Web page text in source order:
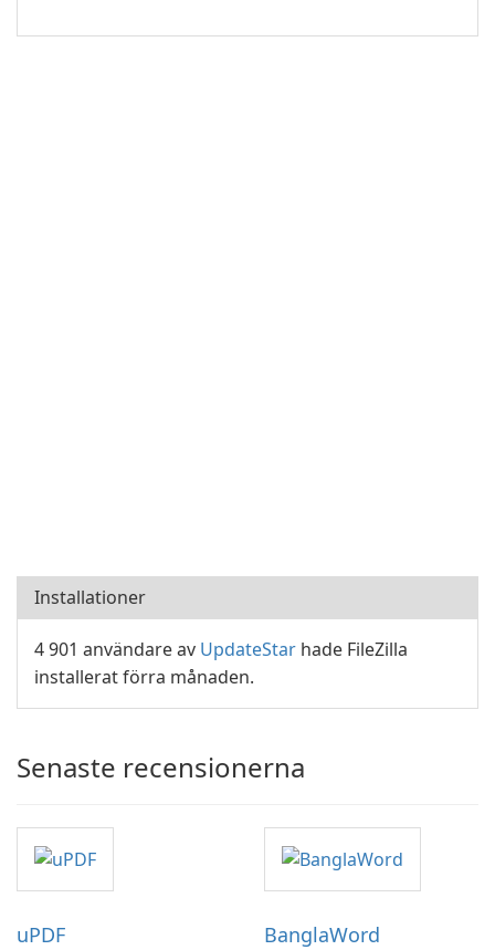
Installationer
4 901 användare av UpdateStar hade FileZilla
installerat förra månaden.
Senaste recensionerna
uPDF BanglaWord